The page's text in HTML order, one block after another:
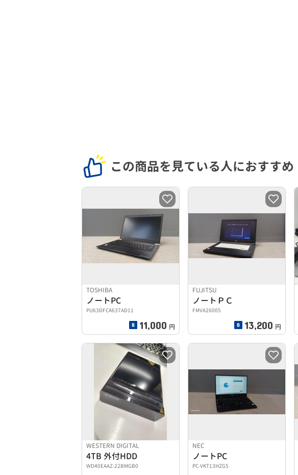
この商品を見ている人におすすめ
TOSHIBA
ノートPC
PU63DFCA637AD11
11,000 円
FUJITSU
ノートＰＣ
FMVA26005
13,200 円
WESTERN DIGITAL
4TB 外付HDD
WD40EAAZ-22BMGB0
NEC
ノートPC
PC-VKT13HZG5